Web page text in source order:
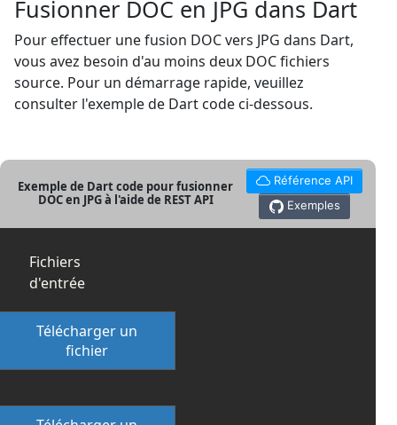
Fusionner DOC en JPG dans Dart
Pour effectuer une fusion DOC vers JPG dans Dart,
vous avez besoin d'au moins deux DOC fichiers
source. Pour un démarrage rapide, veuillez
consulter l'exemple de Dart code ci-dessous.
Exemple de Dart code pour fusionner
DOC en JPG à l'aide de REST API
Référence API
Exemples
Fichiers
d'entrée
Télécharger un
fichier